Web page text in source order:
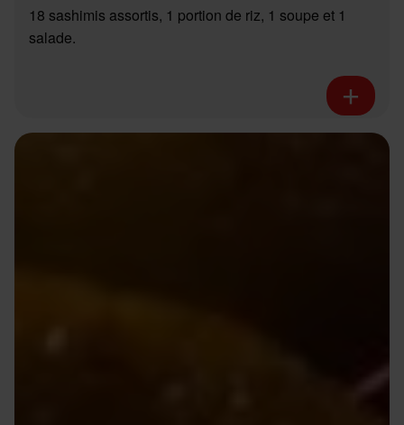
18 sashimis assortis, 1 portion de riz, 1 soupe et 1
salade.